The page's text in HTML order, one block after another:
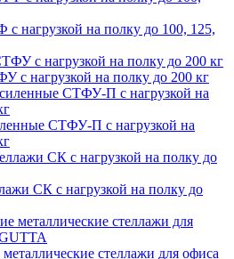
нагрузкой на полку до 100, 125,
с нагрузкой на полку до 200 кг
СТФУ-П с нагрузкой на
СК с нагрузкой на полку до
стеллажи для офиса